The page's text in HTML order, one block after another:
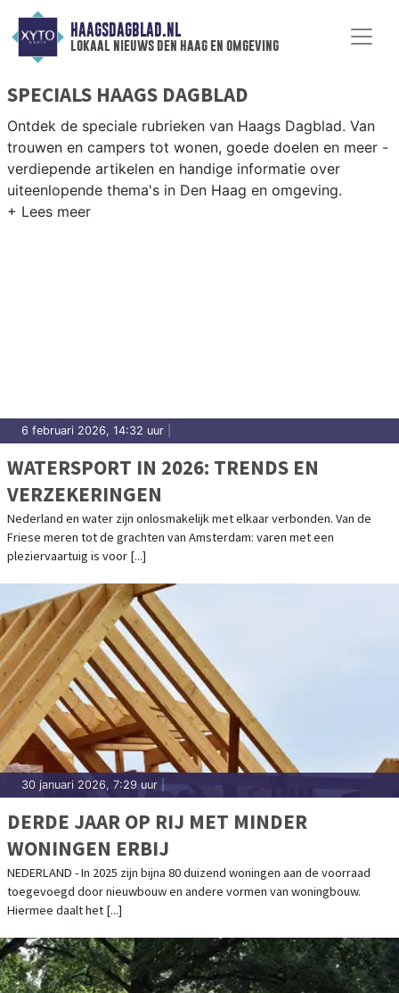
HAAGSDAGBLAD.NL
lokaal nieuws den haag en omgeving
SPECIALS HAAGS DAGBLAD
Ontdek de speciale rubrieken van Haags Dagblad. Van
trouwen en campers tot wonen, goede doelen en meer -
verdiepende artikelen en handige informatie over
uiteenlopende thema's in Den Haag en omgeving.
6 februari 2026, 14:32 uur
WATERSPORT IN 2026: TRENDS EN
VERZEKERINGEN
Nederland en water zijn onlosmakelijk met elkaar verbonden. Van de
Friese meren tot de grachten van Amsterdam: varen met een
pleziervaartuig is voor [...]
30 januari 2026, 7:29 uur
DERDE JAAR OP RIJ MET MINDER
WONINGEN ERBIJ
NEDERLAND - In 2025 zijn bijna 80 duizend woningen aan de voorraad
toegevoegd door nieuwbouw en andere vormen van woningbouw.
Hiermee daalt het [...]